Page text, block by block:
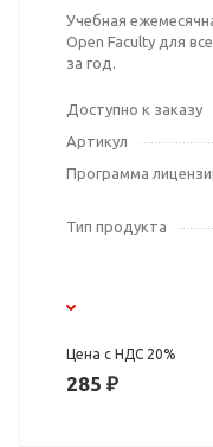
Учебная
Open Faculty для
за год.
Доступно к заказу
Артикул
Программа
Тип продукта
Цена с НДС 20%
285 ₽